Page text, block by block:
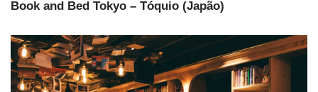
Book and Bed Tokyo – Tóquio (Japão)